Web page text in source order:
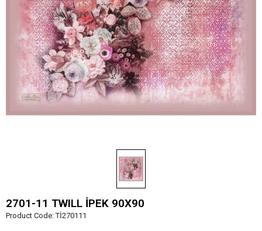
2701-11 TWILL İPEK 90X90
Product Code:Tİ270111